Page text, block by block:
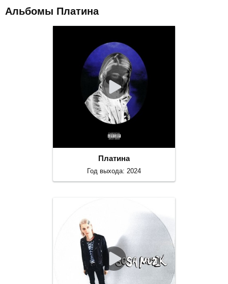
Альбомы Платина
Платина
Год выхода: 2024